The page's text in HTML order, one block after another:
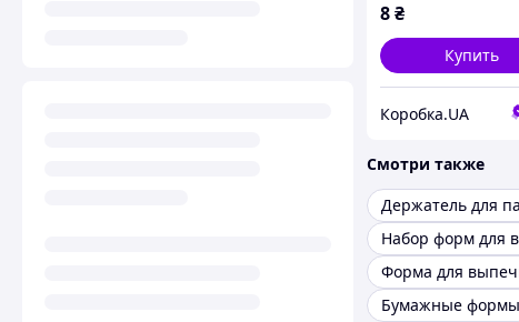
8₴
Купить
Коробка.UA
Смотри также
Бумажные формы